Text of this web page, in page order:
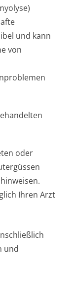
und kann
von
oder
Ihren Arzt
und